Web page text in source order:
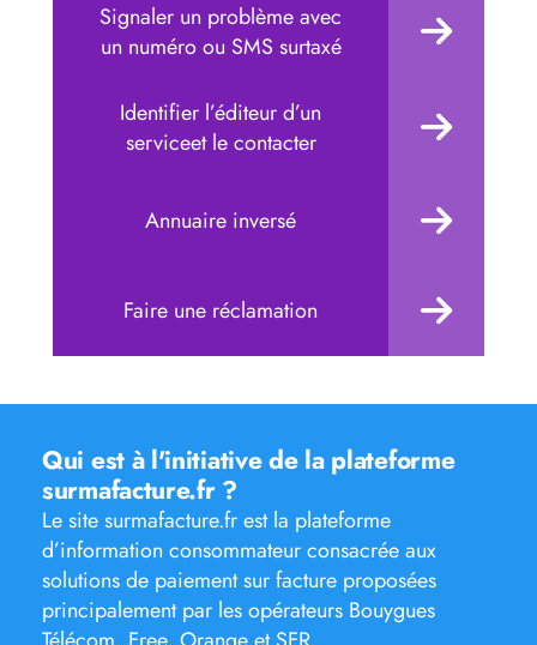
Signaler un problème avec
un numéro ou SMS surtaxé
Identifier l’éditeur d’un
serviceet le contacter
Annuaire inversé
Faire une réclamation
Qui est à l'initiative de la plateforme
surmafacture.fr ?
Le site surmafacture.fr est la plateforme
d’information consommateur consacrée aux
solutions de paiement sur facture proposées
principalement par les opérateurs Bouygues